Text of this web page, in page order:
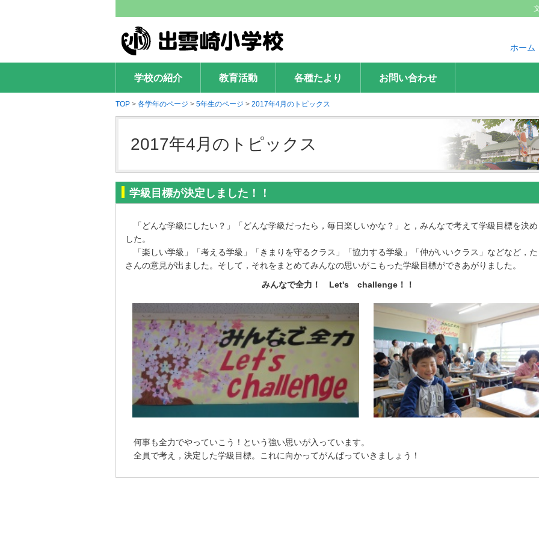
出雲崎小学校
ホーム
学校の紹介 教育活動 各種たより お問い合わせ
TOP > 各学年のページ > 5年生のページ > 2017年4月のトピックス
2017年4月のトピックス
学級目標が決定しました！！
「どんな学級にしたい？」「どんな学級だったら，毎日楽しいかな？」と，みんなで考えて学級目標を決
した。
「楽しい学級」「考える学級」「きまりを守るクラス」「協力する学級」「仲がいいクラス」などなど，
さんの意見が出ました。そして，それをまとめてみんなの思いがこもった学級目標ができあがりました。
みんなで全力！ Let's challenge！！
何事も全力でやっていこう！という強い思いが入っています。
全員で考え，決定した学級目標。これに向かってがんばっていきましょう！